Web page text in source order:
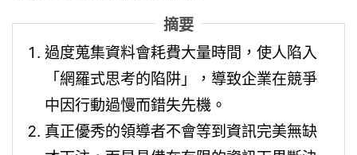
摘要
過度蒐集資料會耗費大量時間，使人陷入
「網羅式思考的陷阱」，導致企業在競爭
中因行動過慢而錯失先機。
真正優秀的領導者不會等到資訊完美無缺